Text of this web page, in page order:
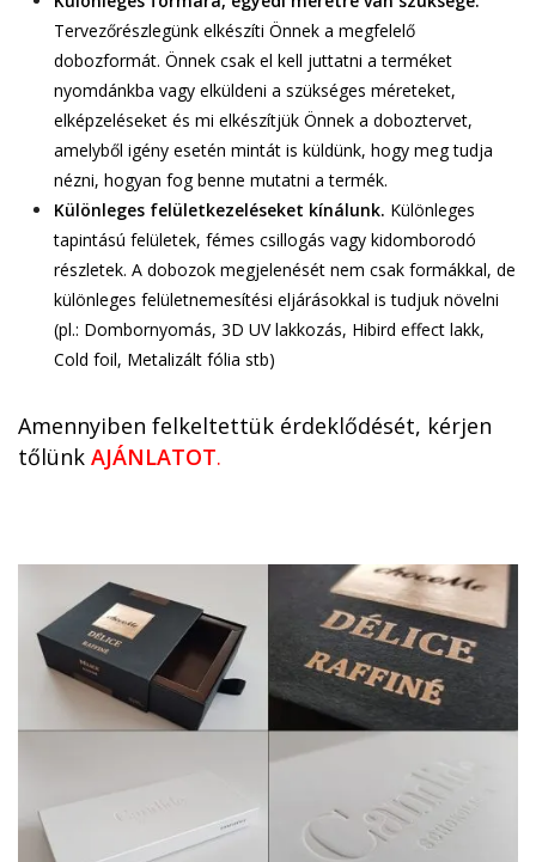
Tervezőrészlegünk elkészíti Önnek a megfelelő
dobozformát. Önnek csak el kell juttatni a terméket
nyomdánkba vagy elküldeni a szükséges méreteket,
elképzeléseket és mi elkészítjük Önnek a doboztervet,
amelyből igény esetén mintát is küldünk, hogy meg tudja
nézni, hogyan fog benne mutatni a termék.
Különleges felületkezeléseket kínálunk. Különleges
tapintású felületek, fémes csillogás vagy kidomborodó
részletek. A dobozok megjelenését nem csak formákkal, de
különleges felületnemesítési eljárásokkal is tudjuk növelni
(pl.: Dombornyomás, 3D UV lakkozás, Hibird effect lakk,
Cold foil, Metalizált fólia stb)
Amennyiben felkeltettük érdeklődését, kérjen
tőlünk AJÁNLATOT.